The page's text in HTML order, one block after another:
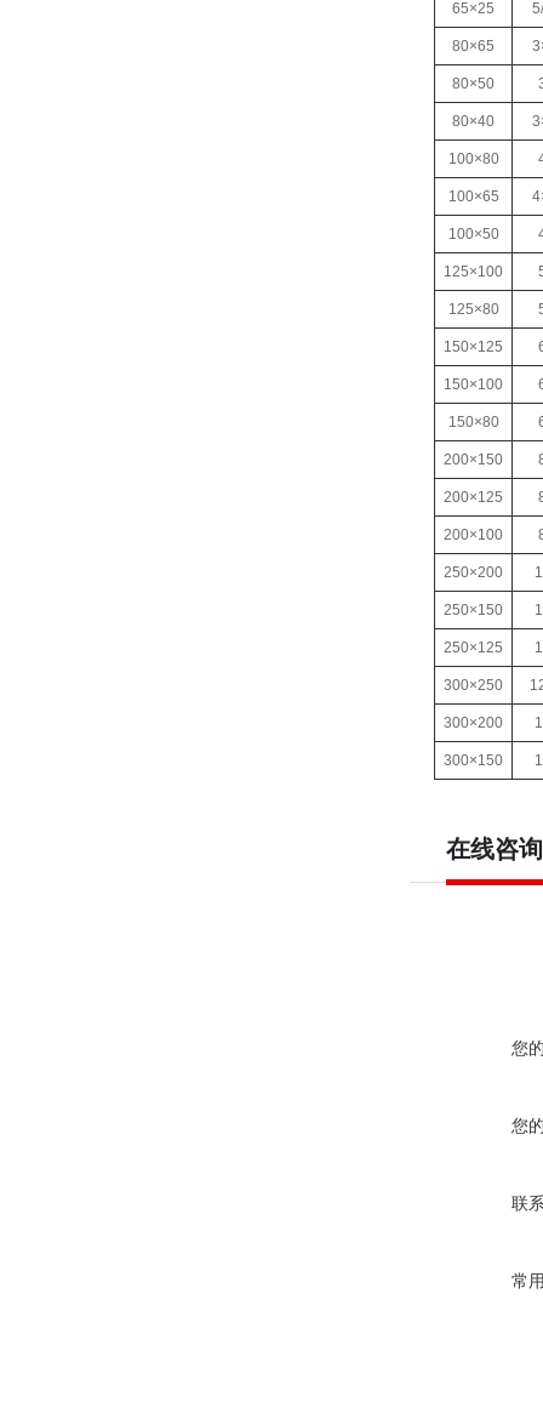
65×25
80×65
80×50
80×40
100×80
100×65
100×50
125×100
125×80
150×125
150×100
150×80
200×150
200×125
200×100
250×200
250×150
250×125
300×250
300×200
300×150
在线咨询
您
您
联
常